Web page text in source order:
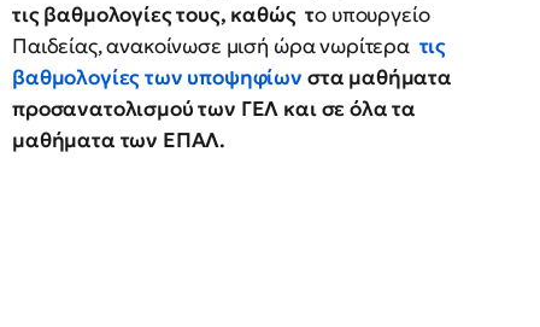
τις βαθμολογίες τους, καθώς το υπουργείο
Παιδείας, ανακοίνωσε μισή ώρα νωρίτερα τις
βαθμολογίες των υποψηφίων στα μαθήματα
προσανατολισμού των ΓΕΛ και σε όλα τα
μαθήματα των ΕΠΑΛ.